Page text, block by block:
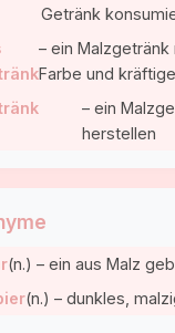
Getränk
– ein
Farbe und
– ein
herstellen
(n.) – ein aus Malz
(n.) – dunkles,